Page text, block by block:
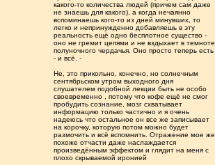
какого-то количества людей (причем сам даже
не знаешь для какого), а когда нечаянно
вспоминаешь кого-то из дней минувших, то
легко и непринужденно добавляешь в эту
реальность ещё одно бесплотное существо -
оно не гремит цепями и не вздыхает в темноте
полуночного чердачья. Оно просто теперь есть
- и всë. -
Не, это прикольно, конечно, но солнечным
сентябрьском утром выходного дня
слушателем подобной лекции быть не особо
своевременно , потому что кофе ещё не смог
пробудить сознание, мозг схватывает
информацию только частично и я очень
надеюсь что остальное он все же записывает
на корочку, которую потом можно будет
размочить и всë вспомнить. Отражение мое же
похоже отчасти даже наслаждается
произведённым эффектом и глядит на меня с
плохо скрываемой иронией